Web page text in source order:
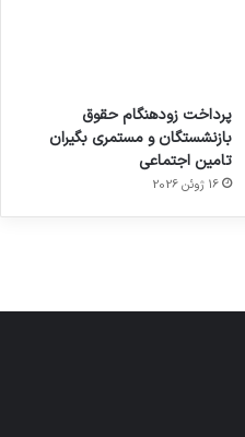
پرداخت زودهنگام حقوق
بازنشستگان و مستمری بگیران
تامین اجتماعی
16 ژوئن 2026
با طعم
توسط
ژاکت
در
های
2023
توسط